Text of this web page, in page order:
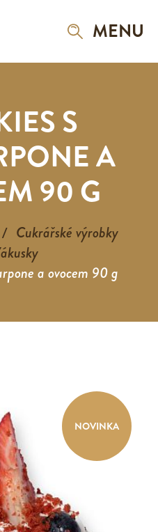
MENU
S
A
90 G
Cukrářské výrobky
a ovocem 90 g
NOVINKA